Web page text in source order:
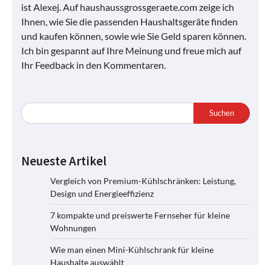
ist Alexej. Auf haushaussgrossgeraete.com zeige ich
Ihnen, wie Sie die passenden Haushaltsgeräte finden
und kaufen können, sowie wie Sie Geld sparen können.
Ich bin gespannt auf Ihre Meinung und freue mich auf
Ihr Feedback in den Kommentaren.
Suchen
Neueste Artikel
Vergleich von Premium-Kühlschränken: Leistung,
Design und Energieeffizienz
7 kompakte und preiswerte Fernseher für kleine
Wohnungen
Wie man einen Mini-Kühlschrank für kleine
Haushalte auswählt